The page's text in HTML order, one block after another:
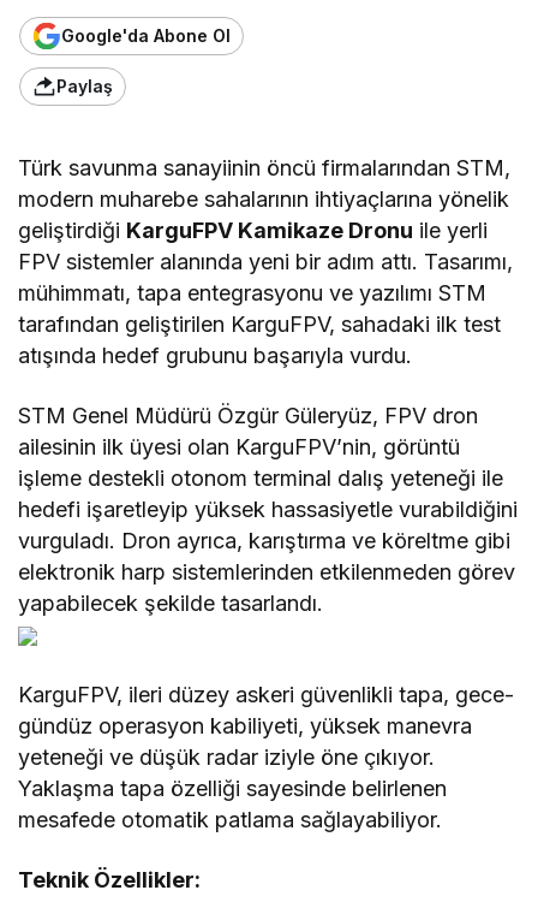
Google'da Abone Ol
Paylaş
Türk savunma sanayiinin öncü firmalarından STM,
modern muharebe sahalarının ihtiyaçlarına yönelik
geliştirdiği KarguFPV Kamikaze Dronu ile yerli
FPV sistemler alanında yeni bir adım attı. Tasarımı,
mühimmatı, tapa entegrasyonu ve yazılımı STM
tarafından geliştirilen KarguFPV, sahadaki ilk test
atışında hedef grubunu başarıyla vurdu.
STM Genel Müdürü Özgür Güleryüz, FPV dron
ailesinin ilk üyesi olan KarguFPV’nin, görüntü
işleme destekli otonom terminal dalış yeteneği ile
hedefi işaretleyip yüksek hassasiyetle vurabildiğini
vurguladı. Dron ayrıca, karıştırma ve köreltme gibi
elektronik harp sistemlerinden etkilenmeden görev
yapabilecek şekilde tasarlandı.
KarguFPV, ileri düzey askeri güvenlikli tapa, gece-
gündüz operasyon kabiliyeti, yüksek manevra
yeteneği ve düşük radar iziyle öne çıkıyor.
Yaklaşma tapa özelliği sayesinde belirlenen
mesafede otomatik patlama sağlayabiliyor.
Teknik Özellikler: